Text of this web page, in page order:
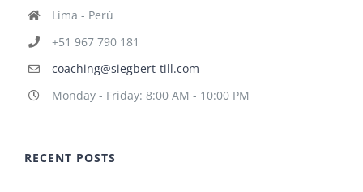
Lima - Perú
+51 967 790 181
coaching@siegbert-till.com
Monday - Friday: 8:00 AM - 10:00 PM
RECENT POSTS